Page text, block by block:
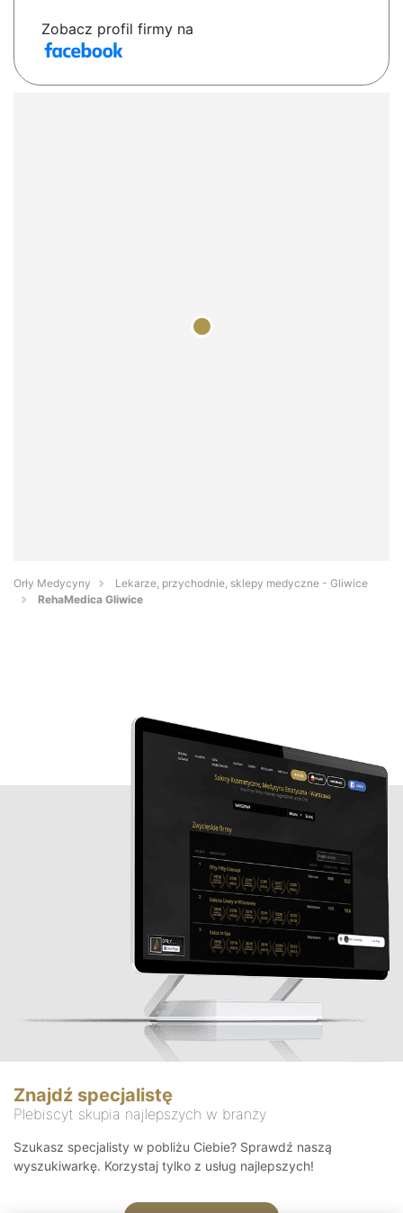
Zobacz profil firmy na
Orły Medycyny
Lekarze, przychodnie, sklepy medyczne - Gliwice
RehaMedica Gliwice
Znajdź specjalistę
Plebiscyt skupia najlepszych w branży
Szukasz specjalisty w pobliżu Ciebie? Sprawdź naszą
wyszukiwarkę. Korzystaj tylko z usług najlepszych!